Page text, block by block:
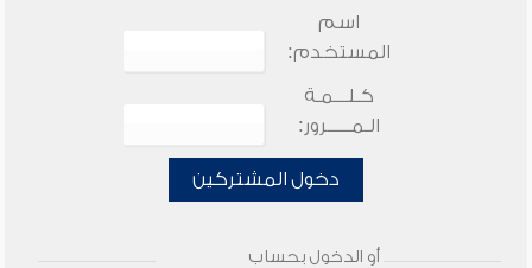
اسم
المستخدم:
كـلـــمـة
الـمـــــرور:
دخول المشتركين
أو الدخول بحساب